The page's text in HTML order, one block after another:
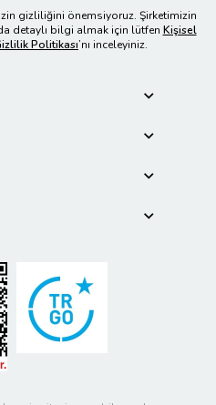
gizliliğini önemsiyoruz. Şirketimizin
detaylı bilgi almak için lütfen Kişisel
Politikası’nı inceleyiniz.